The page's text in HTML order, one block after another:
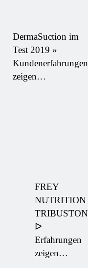
DermaSuction im
Test 2019 »
Kundenerfahrungen
zeigen…
FREY
NUTRITION
TRIBUSTON
ᐅ
Erfahrungen
zeigen…